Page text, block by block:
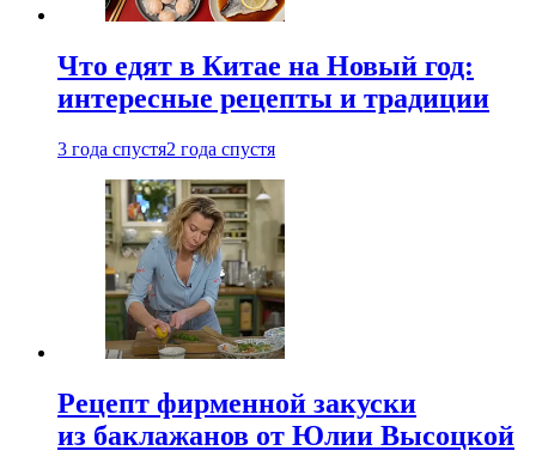
Что едят в Китае на Новый год:
интересные рецепты и традиции
3 года спустя2 года спустя
Рецепт фирменной закуски
из баклажанов от Юлии Высоцкой